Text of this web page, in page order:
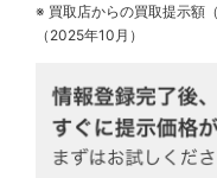
※ 買取店からの買取提示額
（2025年10月）